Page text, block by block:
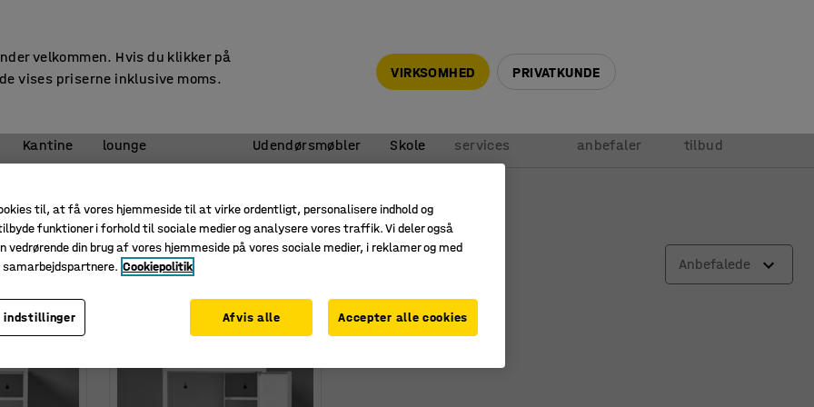
Kantine
lounge
Udendørsmøbler Skole
services
anbefaler
tilbud
til kontoret
Dybde Antal hylder Anbefalede
velkommen. Hvis du klikker på
vises priserne inklusive moms.
VIRKSOMHED PRIVATKUNDE
til, at få vores hjemmeside til at virke ordentligt, personalisere indhold og
funktioner i forhold til sociale medier og analysere vores traffik. Vi deler også
vedrørende din brug af vores hjemmeside på vores sociale medier, i reklamer og med
Cookiepolitik
indstillinger Afvis alle Accepter alle cookies